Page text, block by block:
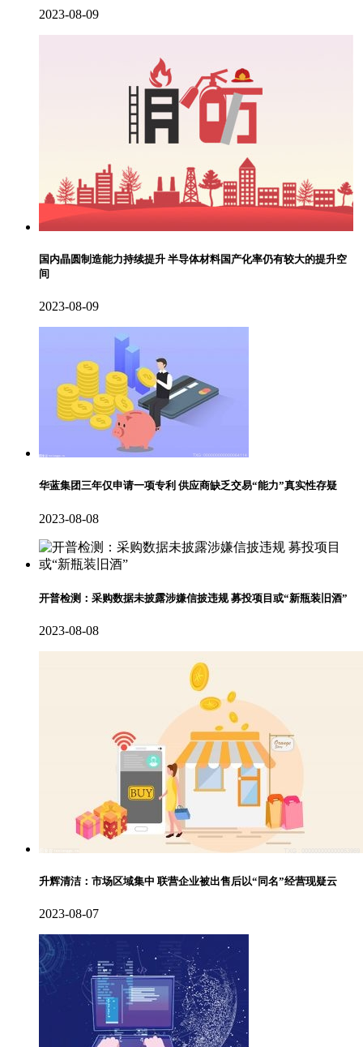
2023-08-09
国内晶圆制造能力持续提升 半导体材料国产化率仍有较大的提升空
间
2023-08-09
华蓝集团三年仅申请一项专利 供应商缺乏交易“能力”真实性存疑
2023-08-08
开普检测：采购数据未披露涉嫌信披违规 募投项目或“新瓶装旧酒”
2023-08-08
升辉清洁：市场区域集中 联营企业被出售后以“同名”经营现疑云
2023-08-07